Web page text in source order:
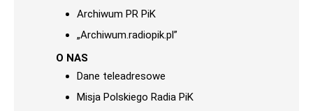
Archiwum PR PiK
„Archiwum.radiopik.pl”
O NAS
Dane teleadresowe
Misja Polskiego Radia PiK